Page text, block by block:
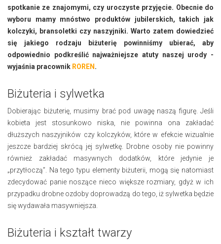
spotkanie ze znajomymi, czy uroczyste przyjęcie. Obecnie do
wyboru mamy mnóstwo produktów jubilerskich, takich jak
kolczyki, bransoletki czy naszyjniki. Warto zatem dowiedzieć
się jakiego rodzaju biżuterię powinniśmy ubierać, aby
odpowiednio podkreślić najważniejsze atuty naszej urody -
wyjaśnia pracownik ROREN .
Biżuteria i sylwetka
Dobierając biżuterię, musimy brać pod uwagę naszą figurę. Jeśli
kobieta jest stosunkowo niska, nie powinna ona zakładać
dłuższych naszyjników czy kolczyków, które w efekcie wizualnie
jeszcze bardziej skrócą jej sylwetkę. Drobne osoby nie powinny
również zakładać masywnych dodatków, które jedynie je
„przytłoczą”. Na tego typu elementy biżuterii, mogą się natomiast
zdecydować panie noszące nieco większe rozmiary, gdyż w ich
przypadku drobne ozdoby doprowadzą do tego, iż sylwetka będzie
się wydawała masywniejsza.
Biżuteria i kształt twarzy